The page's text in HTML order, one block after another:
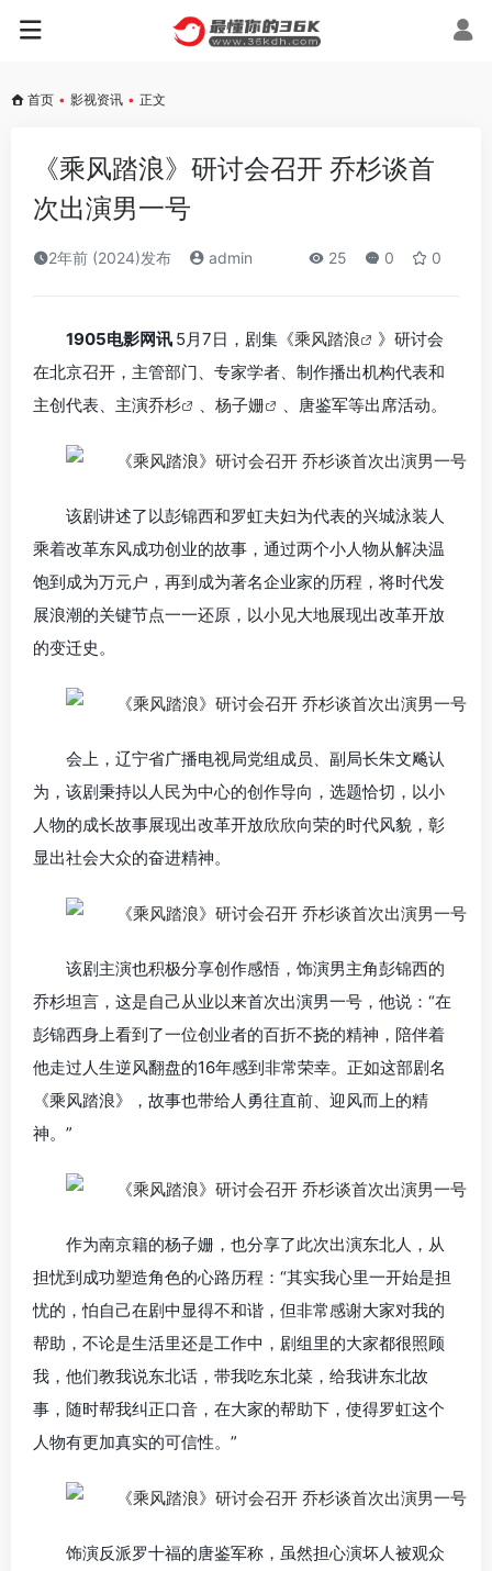
首页 • 影视资讯 • 正文
《乘风踏浪》研讨会召开 乔杉谈首
次出演男一号
2年前 (2024)发布 admin 25 0 0
1905电影网讯 5月7日，剧集《乘风踏浪
》研讨会
在北京召开，主管部门、专家学者、制作播出机构代表和
主创代表、主演乔杉 、 杨子姗 、唐鉴军等出席活动。
该剧讲述了以彭锦西和罗虹夫妇为代表的兴城泳装人
乘着改革东风成功创业的故事，通过两个小人物从解决温
饱到成为万元户，再到成为著名企业家的历程，将时代发
展浪潮的关键节点一一还原，以小见大地展现出改革开放
的变迁史。
会上，辽宁省广播电视局党组成员、副局长朱文飚认
为，该剧秉持以人民为中心的创作导向，选题恰切，以小
人物的成长故事展现出改革开放欣欣向荣的时代风貌，彰
显出社会大众的奋进精神。
该剧主演也积极分享创作感悟，饰演男主角彭锦西的
乔杉坦言，这是自己从业以来首次出演男一号，他说：“在
彭锦西身上看到了一位创业者的百折不挠的精神，陪伴着
他走过人生逆风翻盘的16年感到非常荣幸。正如这部剧名
《乘风踏浪》，故事也带给人勇往直前、迎风而上的精
神。”
作为南京籍的杨子姗，也分享了此次出演东北人，从
担忧到成功塑造角色的心路历程：“其实我心里一开始是担
忧的，怕自己在剧中显得不和谐，但非常感谢大家对我的
帮助，不论是生活里还是工作中，剧组里的大家都很照顾
我，他们教我说东北话，带我吃东北菜，给我讲东北故
事，随时帮我纠正口音，在大家的帮助下，使得罗虹这个
人物有更加真实的可信性。”
饰演反派罗十福的唐鉴军称，虽然担心演坏人被观众